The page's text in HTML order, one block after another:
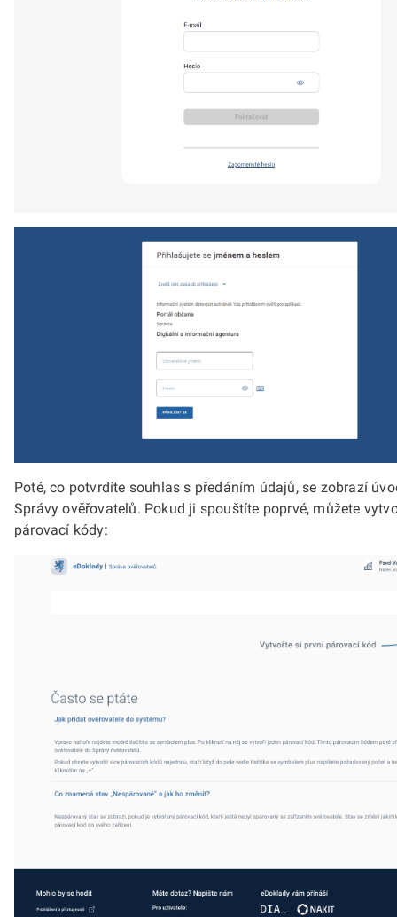
Poté, co potvrdíte souhlas s předáním údajů, se zobrazí
Správy ověřovatelů. Pokud ji spouštíte poprvé, můžete
párovací kódy: